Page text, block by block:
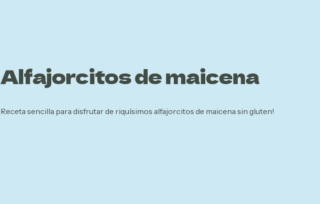
Alfajorcitos de maicena
Receta sencilla para disfrutar de riquísimos alfajorcitos de maicena sin gluten!